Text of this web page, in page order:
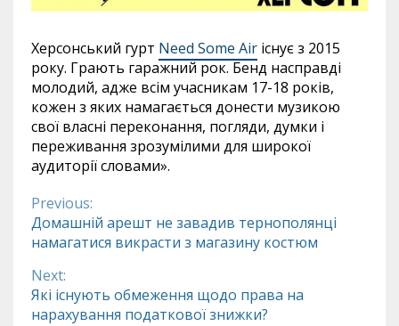
Херсонський гурт Need Some Air існує з 2015
року. Грають гаражний рок. Бенд насправді
молодий, адже всім учасникам 17-18 років,
кожен з яких намагається донести музикою
свої власні переконання, погляди, думки і
переживання зрозумілими для широкої
аудиторії словами».
Continue
Reading
Previous:
Домашній арешт не завадив тернополянці
намагатися викрасти з магазину костюм
Next:
Які існують обмеження щодо права на
нарахування податкової знижки?